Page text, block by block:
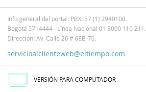
Info general del portal: PBX: 57 (1) 2940100.
Bogotá 5714444 - Línea Nacional 01 8000 110 211.
Dirección: Av. Calle 26 # 68B-70.
servicioalclienteweb@eltiempo.com
VERSIÓN PARA COMPUTADOR